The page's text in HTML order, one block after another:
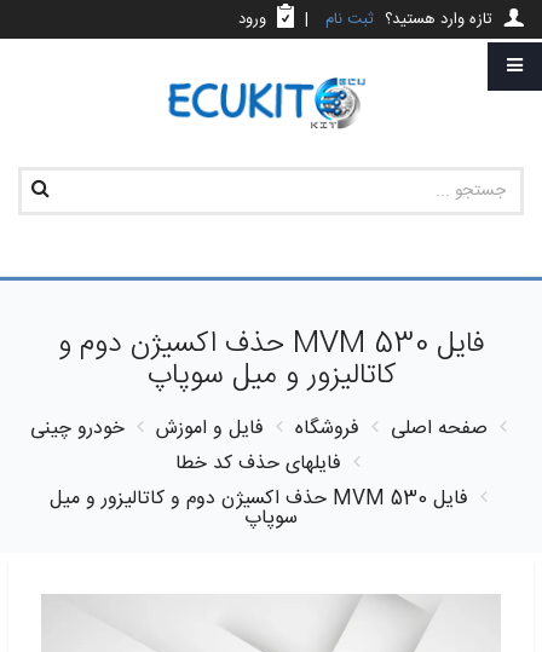
تازه وارد هستید؟ ثبت نام | ورود
فایل MVM 530 حذف اکسیژن دوم و
کاتالیزور و میل سوپاپ
صفحه اصلی فروشگاه فایل و اموزش
خودرو چینی
فایلهای حذف کد خطا
فایل MVM 530 حذف اکسیژن دوم و کاتالیزور و میل
سوپاپ